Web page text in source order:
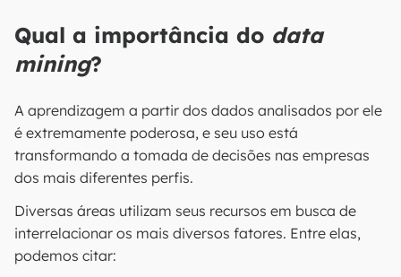
Qual a importância do data
mining?
A aprendizagem a partir dos dados analisados por ele
é extremamente poderosa, e seu uso está
transformando a tomada de decisões nas empresas
dos mais diferentes perfis.
Diversas áreas utilizam seus recursos em busca de
interrelacionar os mais diversos fatores. Entre elas,
podemos citar: